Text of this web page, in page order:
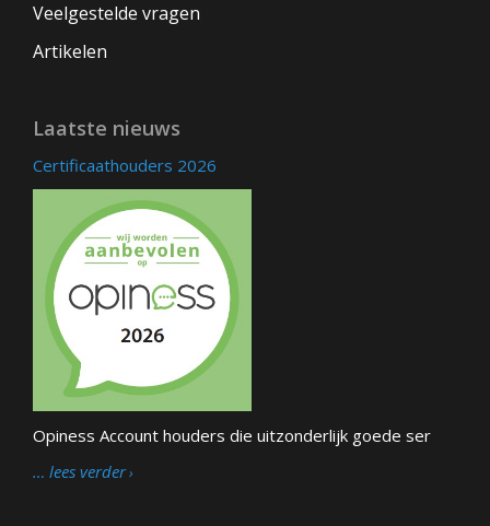
Veelgestelde vragen
Artikelen
Laatste nieuws
Certificaathouders 2026
Opiness Account houders die uitzonderlijk goede ser
… lees verder